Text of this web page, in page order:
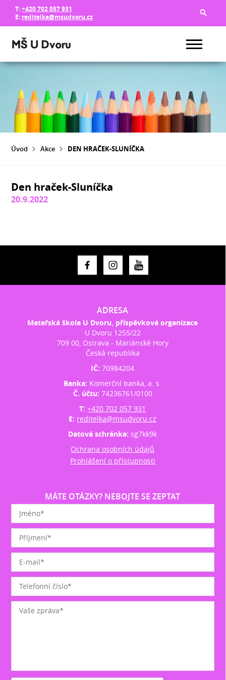
T:+420 702 057 931
E: reditelka@msudvoru.cz
Úvod Akce DEN HRAČEK-SLUNÍČKA
Den hraček-Sluníčka
20.9.2022
ADRESA
Mateřská škola U Dvoru, příspěvková organizace
U Dvoru 1255/22
709 00, Ostrava - Mariánské Hory
Česká republika
IČ:70984204
Banka: Komerční banka, a. s.
Č. účtu: 74236761/0100
T:+420 702 057 931
E: reditelka@msudvoru.cz
Datová schránka:sg7kk9k
Ochrana osobních údajů
Prohlášení o přístupnosti
MÁTE OTÁZKY? NEBOJTE SE ZEPTAT